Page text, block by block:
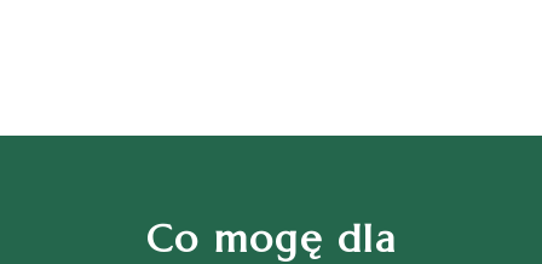
Co mogę dla